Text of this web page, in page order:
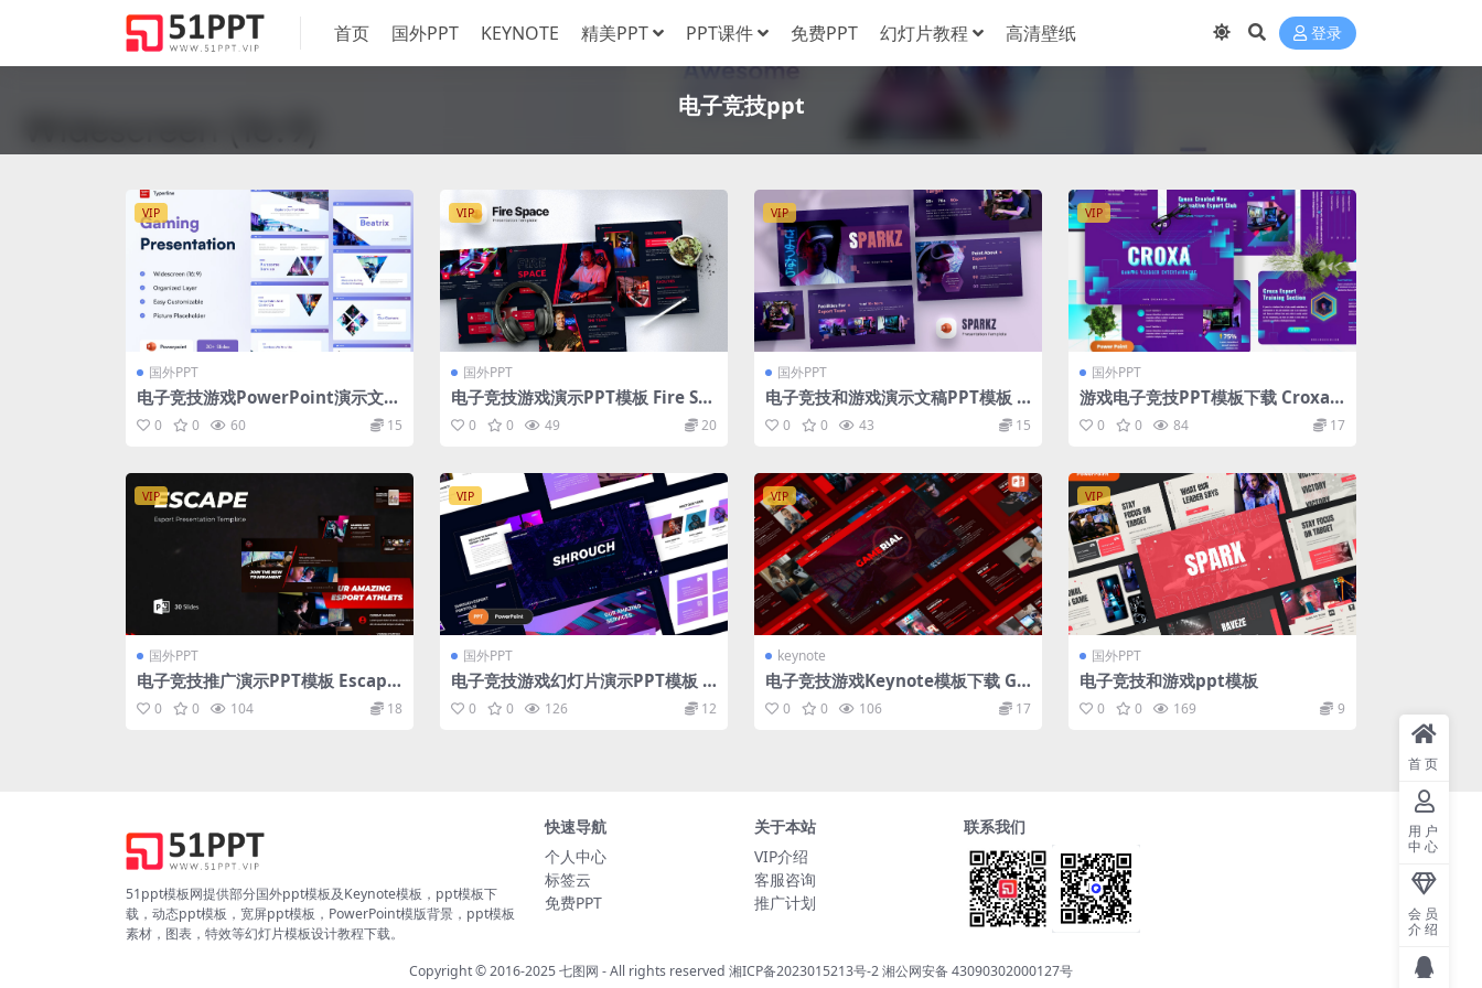
首页 国外PPT KEYNOTE 精美PPT PPT课件 免费PPT 幻灯片教程 高清壁纸 登录
电子竞技ppt
VIP
国外PPT
电子竞技游戏PowerPoint演示文稿
模板 Gaming Powerpoint Prese
ntation
0 0 60 15
VIP
国外PPT
电子竞技游戏演示PPT模板 Fire Sp
ace – Esport & Gaming Powerp
oint Template
0 0 49 20
VIP
国外PPT
电子竞技和游戏演示文稿PPT模板 S
parkz – Esport & Gaming Power
point Template
0 0 43 15
VIP
国外PPT
游戏电子竞技PPT模板下载 Croxa –
Gaming Esports Powerpoint Te
mplate
0 0 84 17
VIP
国外PPT
电子竞技推广演示PPT模板 Escape
– Esport Presentation Powerpo
int
0 0 104 18
VIP
国外PPT
电子竞技游戏幻灯片演示PPT模板 S
hrouch – Esport Gaming Power
Point Template
0 0 126 12
VIP
keynote
电子竞技游戏Keynote模板下载 Ga
merial – Esport Keynote Templ
ate
0 0 106 17
VIP
国外PPT
电子竞技和游戏ppt模板
0 0 169 9
51ppt模板网提供部分国外ppt模板及Keynote模板，ppt模板下
载，动态ppt模板，宽屏ppt模板，PowerPoint模版背景，ppt模板
素材，图表，特效等幻灯片模板设计教程下载。
快速导航
个人中心
标签云
免费PPT
关于本站
VIP介绍
客服咨询
推广计划
联系我们
Copyright © 2016-2025七图网 - All rights reserved 湘ICP备2023015213号-2湘公网安备 43090302000127号
首页
用户
中心
会员
介绍